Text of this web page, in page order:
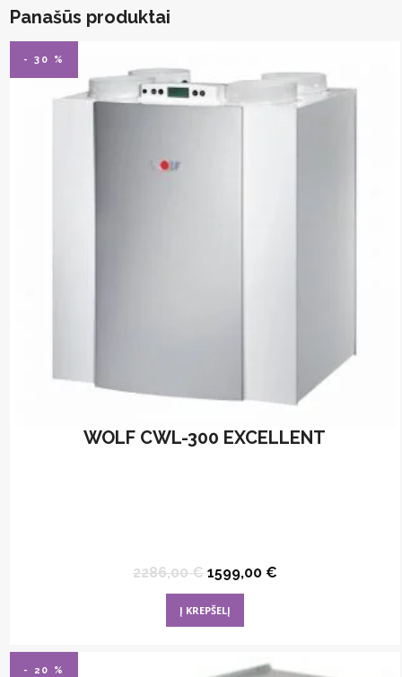
Panašūs produktai
- 30 %
WOLF CWL-300 EXCELLENT
2286,00€ Original
price
2286,00 €.
1599,00 €Current
Į KREPŠELĮ
- 20 %